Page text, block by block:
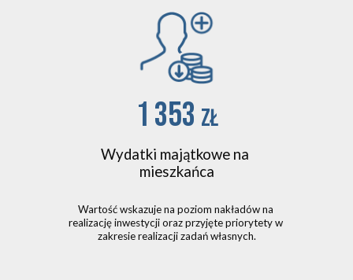
1 353 zł
Wydatki majątkowe na
mieszkańca
Wartość wskazuje na poziom nakładów na
realizację inwestycji oraz przyjęte priorytety w
zakresie realizacji zadań własnych.